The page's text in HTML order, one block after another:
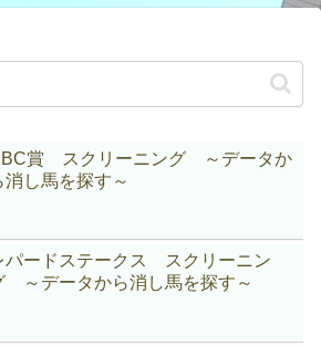
賞 スクリーニング ～データか
消し馬を探す～
パードステークス スクリーニン
～データから消し馬を探す～